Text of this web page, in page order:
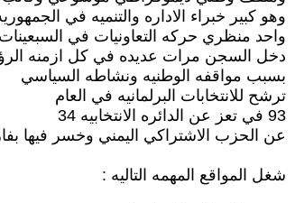
وهو كبير خبراء الاداره والتنميه في
واحد منظري حركه التعاونيات في
دخل السجن مرات عديده في كل ازمنه
بسبب مواقفه الوطنيه ونشاطه السياسي
ترشح للانتخابات البرلمانيه في العام
93 في تعز عن الدائره الانتخابيه 34
عن الحزب الاشتراكي اليمني وخسر فيها
شغل المواقع المهمه التاليه :